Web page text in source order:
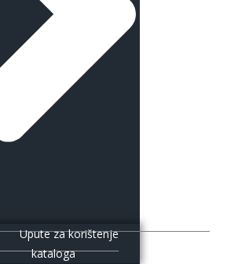
Upute za korištenje
kataloga